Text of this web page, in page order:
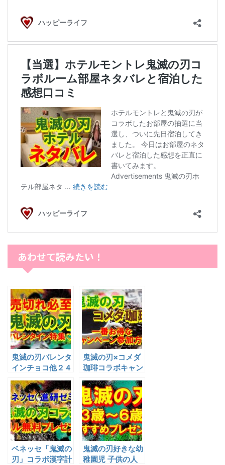
あわせて読みたい！
鬼滅の刃バレンタ
インチョコ他２４
種！予約販売やす
ぐ買える通販サイ
トまとめ
鬼滅の刃×コメダ
珈琲コラボキャン
ペーンのお得な参
加方法まとめ
ベネッセ「鬼滅の
刃」コラボ漢字計
鬼滅の刃好きな幼
稚園児 子供の人